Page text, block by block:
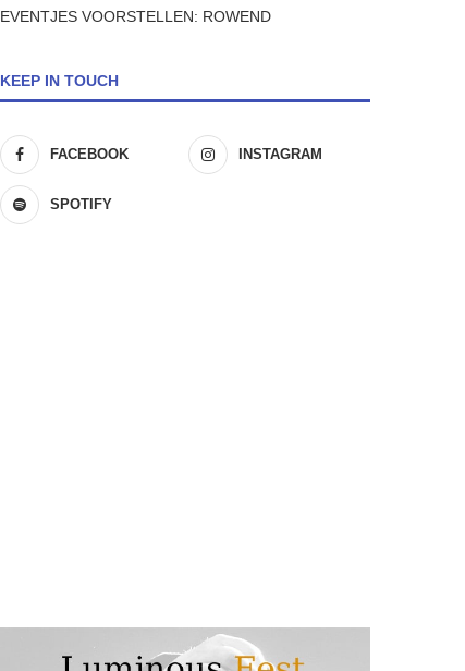
EVENTJES VOORSTELLEN: ROWEND
KEEP IN TOUCH
FACEBOOK INSTAGRAM
SPOTIFY